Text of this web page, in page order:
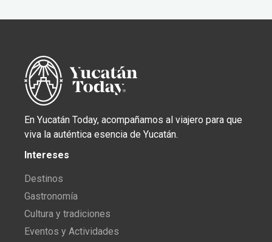
En Yucatán Today, acompañamos al viajero para que
viva la auténtica esencia de Yucatán.
Intereses
Destinos
Gastronomía
Cultura y tradiciones
Eventos y Actividades